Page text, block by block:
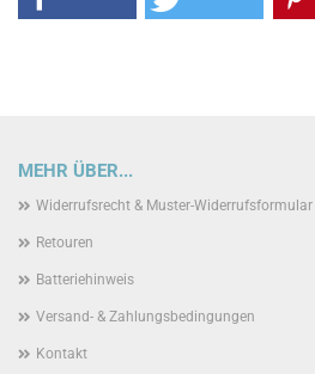
MEHR ÜBER...
Widerrufsrecht & Muster-Widerrufsformular
Retouren
Batteriehinweis
Versand- & Zahlungsbedingungen
Kontakt